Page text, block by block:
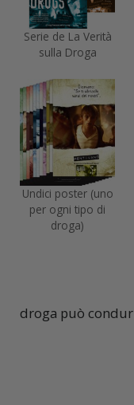
Serie de La Verità
sulla Droga
Undici poster (uno
per ogni tipo di
droga)
droga può